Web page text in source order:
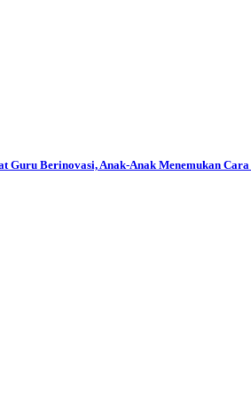
Guru Berinovasi, Anak-Anak Menemukan